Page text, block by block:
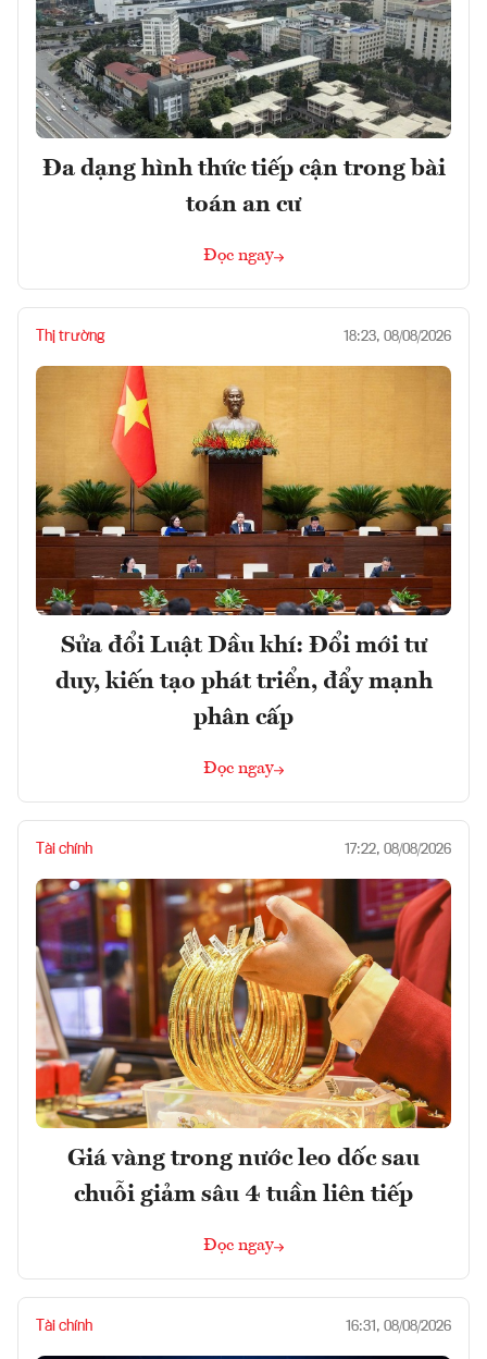
Đa dạng hình thức tiếp cận trong bài
toán an cư
Đọc ngay
Thị trường 18:23, 08/08/2026
Sửa đổi Luật Dầu khí: Đổi mới tư
duy, kiến tạo phát triển, đẩy mạnh
phân cấp
Đọc ngay
Tài chính 17:22, 08/08/2026
Giá vàng trong nước leo dốc sau
chuỗi giảm sâu 4 tuần liên tiếp
Đọc ngay
Tài chính 16:31, 08/08/2026